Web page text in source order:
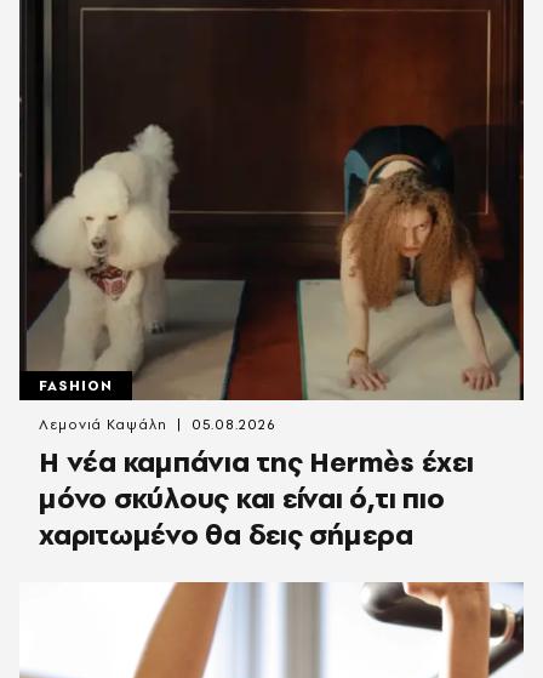
FASHION
Η νέα καμπάνια της Hermès έχει
μόνο σκύλους και είναι ό,τι πιο
χαριτωμένο θα δεις σήμερα
Λεμονιά Καψάλη 05.08.2026